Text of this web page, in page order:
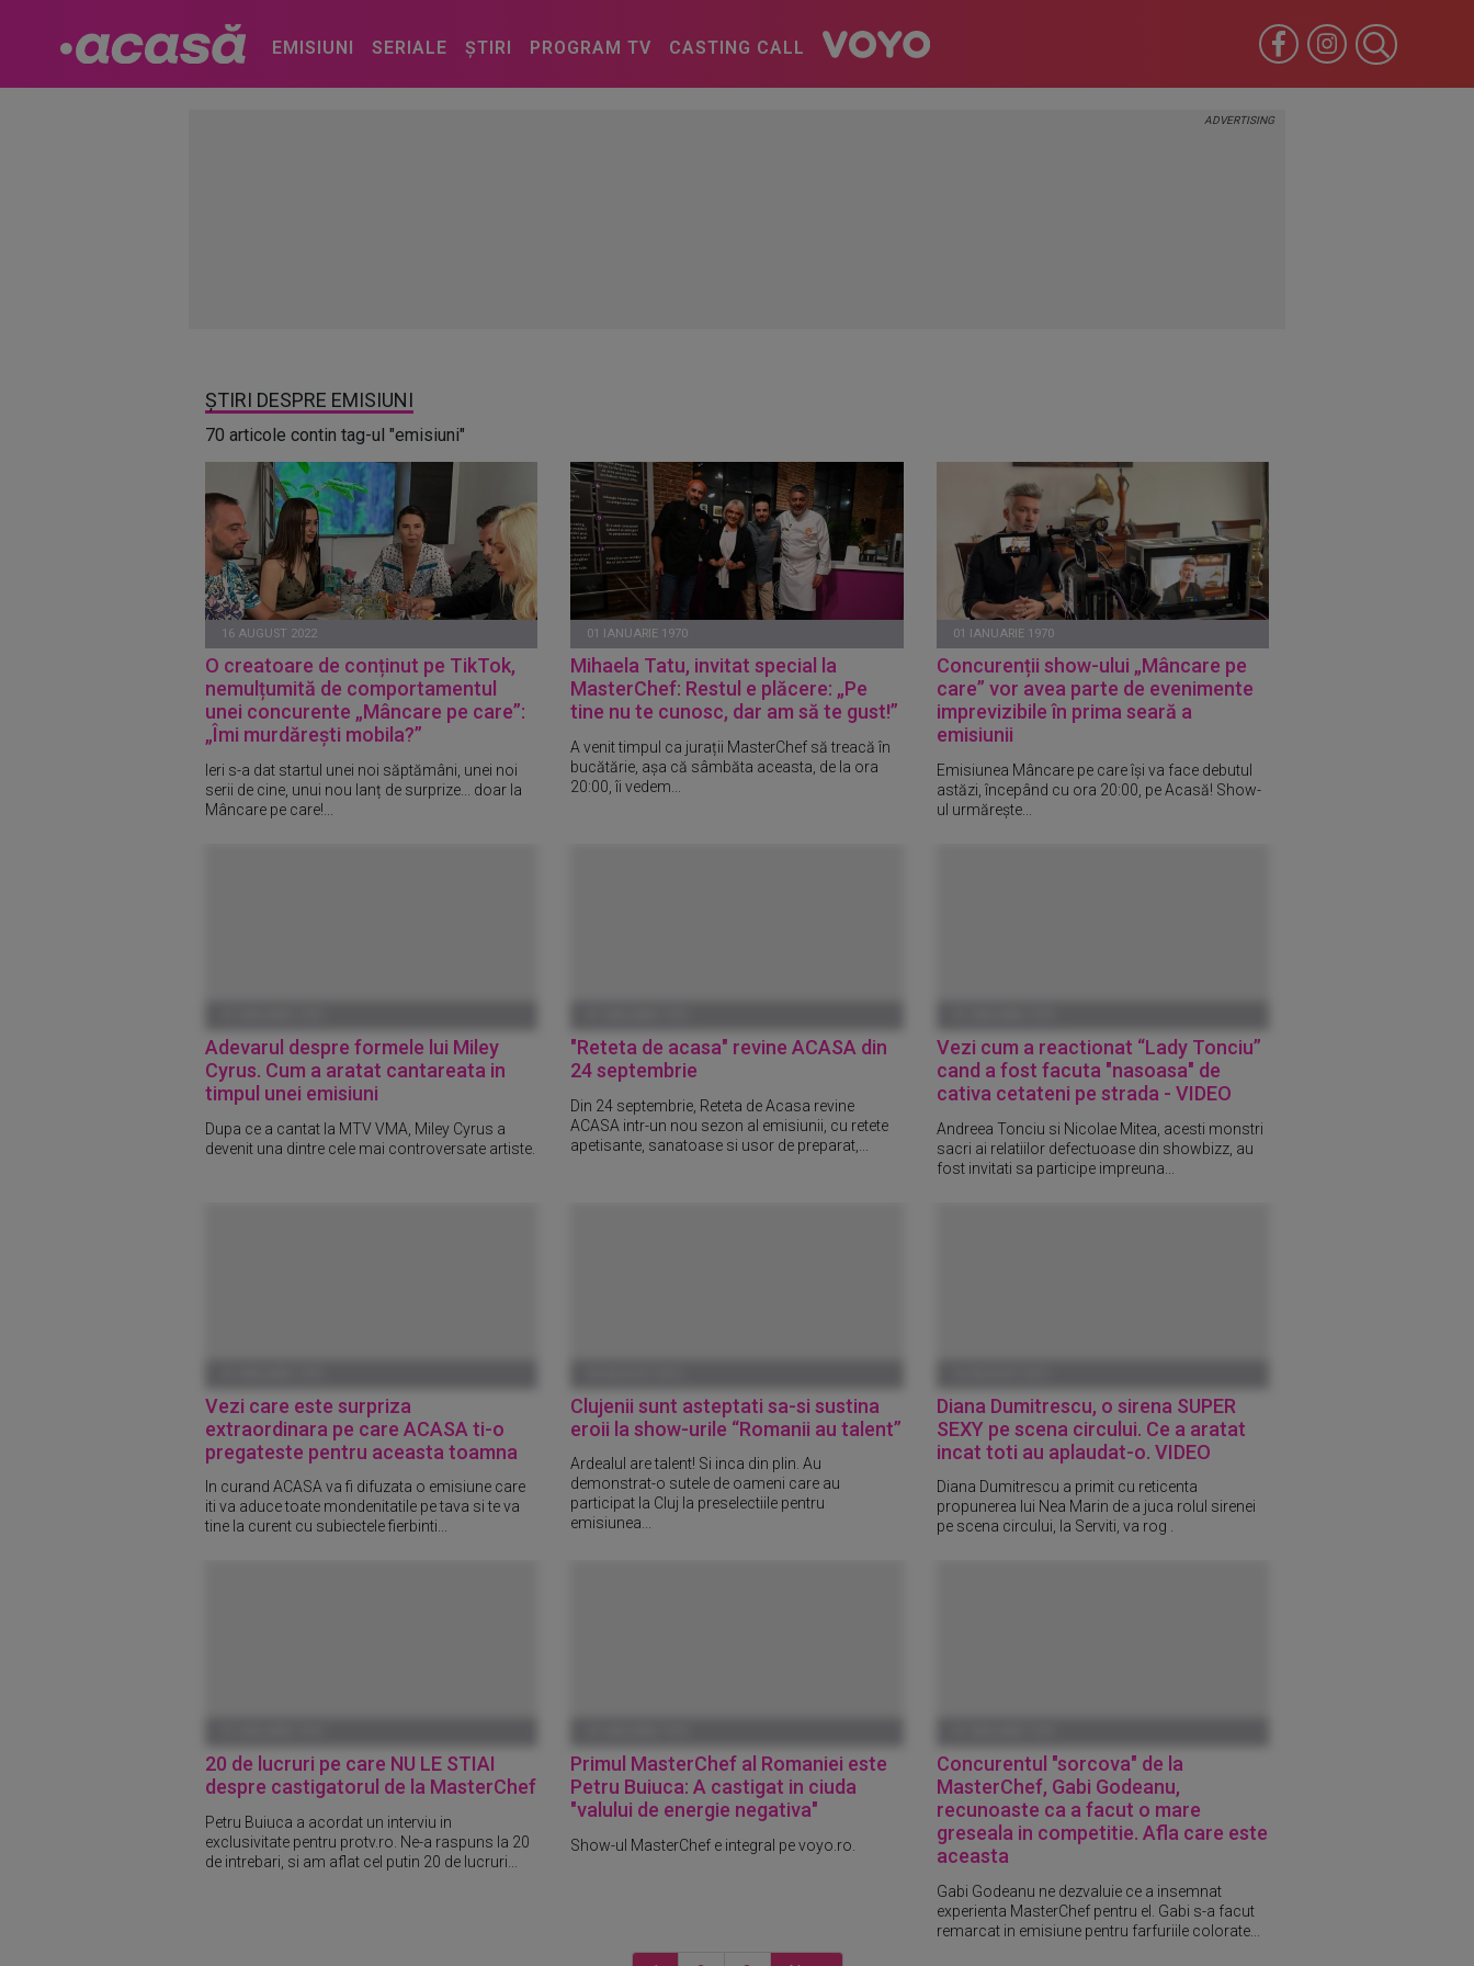
EMISIUNI SERIALE ȘTIRI PROGRAM TV CASTING CALL
ȘTIRI DESPRE EMISIUNI
70 articole contin tag-ul "emisiuni"
16 AUGUST 2022
O creatoare de conținut pe TikTok,
nemulțumită de comportamentul
unei concurente „Mâncare pe care”:
„Îmi murdărești mobila?”
Ieri s-a dat startul unei noi săptămâni, unei noi
serii de cine, unui nou lanț de surprize... doar la
Mâncare pe care!...
01 IANUARIE 1970
Mihaela Tatu, invitat special la
MasterChef: Restul e plăcere: „Pe
tine nu te cunosc, dar am să te gust!”
A venit timpul ca jurații MasterChef să treacă în
bucătărie, așa că sâmbăta aceasta, de la ora
20:00, îi vedem...
01 IANUARIE 1970
Concurenții show-ului „Mâncare pe
care” vor avea parte de evenimente
imprevizibile în prima seară a
emisiunii
Emisiunea Mâncare pe care își va face debutul
astăzi, începând cu ora 20:00, pe Acasă! Show-
ul urmărește...
Adevarul despre formele lui Miley
Cyrus. Cum a aratat cantareata in
timpul unei emisiuni
Dupa ce a cantat la MTV VMA, Miley Cyrus a
devenit una dintre cele mai controversate artiste.
"Reteta de acasa" revine ACASA din
24 septembrie
Din 24 septembrie, Reteta de Acasa revine
ACASA intr-un nou sezon al emisiunii, cu retete
apetisante, sanatoase si usor de preparat,...
Vezi cum a reactionat “Lady Tonciu”
cand a fost facuta "nasoasa" de
cativa cetateni pe strada - VIDEO
Andreea Tonciu si Nicolae Mitea, acesti monstri
sacri ai relatiilor defectuoase din showbizz, au
fost invitati sa participe impreuna...
Vezi care este surpriza
extraordinara pe care ACASA ti-o
pregateste pentru aceasta toamna
In curand ACASA va fi difuzata o emisiune care
iti va aduce toate mondenitatile pe tava si te va
tine la curent cu subiectele fierbinti...
Clujenii sunt asteptati sa-si sustina
eroii la show-urile “Romanii au talent”
Ardealul are talent! Si inca din plin. Au
demonstrat-o sutele de oameni care au
participat la Cluj la preselectiile pentru
emisiunea...
Diana Dumitrescu, o sirena SUPER
SEXY pe scena circului. Ce a aratat
incat toti au aplaudat-o. VIDEO
Diana Dumitrescu a primit cu reticenta
propunerea lui Nea Marin de a juca rolul sirenei
pe scena circului, la Serviti, va rog .
20 de lucruri pe care NU LE STIAI
despre castigatorul de la MasterChef
Petru Buiuca a acordat un interviu in
exclusivitate pentru protv.ro. Ne-a raspuns la 20
de intrebari, si am aflat cel putin 20 de lucruri...
Primul MasterChef al Romaniei este
Petru Buiuca: A castigat in ciuda
"valului de energie negativa"
Show-ul MasterChef e integral pe voyo.ro.
Concurentul "sorcova" de la
MasterChef, Gabi Godeanu,
recunoaste ca a facut o mare
greseala in competitie. Afla care este
aceasta
Gabi Godeanu ne dezvaluie ce a insemnat
experienta MasterChef pentru el. Gabi s-a facut
remarcat in emisiune pentru farfuriile colorate...